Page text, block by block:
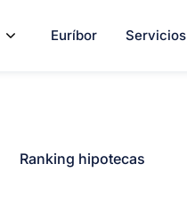
Euríbor Servicios
Ranking hipotecas